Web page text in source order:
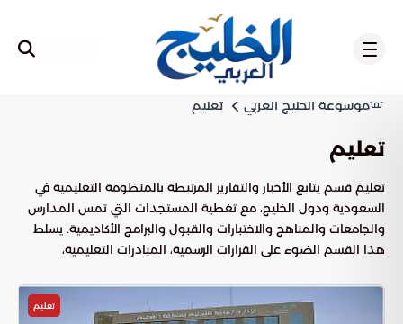
موسوعة الخليج العربي تعليم
تعليم
تعليم قسم يتابع الأخبار والتقارير المرتبطة بالمنظومة التعليمية في
السعودية ودول الخليج، مع تغطية المستجدات التي تمس المدارس
والجامعات والمناهج والاختبارات والقبول والبرامج الأكاديمية. يسلط
هذا القسم الضوء على القرارات الرسمية، المبادرات التعليمية،
الأمور والمعلمين. ويهدف إلى تقديم محتوى تحريري يوضح ما يشهده
قطاع التعليم من تطوير وتحديات وفرص، مع ربط الأخبار بسياقهاتعليم